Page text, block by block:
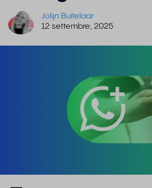
Jolijn Buitelaar
12 settembre, 2025